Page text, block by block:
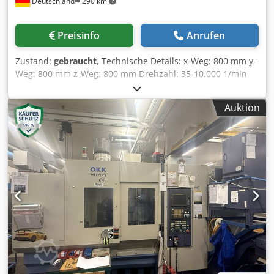
Preisinfo Anrufen
Zustand: gebraucht, Technische Details: x-Weg: 800 mm y-
Weg: 800 mm z-Weg: 800 mm Drehzahl: 35-10.000 1/min
Cedpfswix E Rox Abbsrf Spindel: 37 / 30 kW Drehmoment
an der Spindel: 525 / 206 Nm Werkzeugaufnahme: BT 50
Eilgang: 60 m/min Werkzeugwechseleinrichtung: 160 Pos.
Palettengröße: 500 X 500 mm Steuerung: MAZATROL 640M
Nexus c-Achse: 0,001° x 360.000 Werkstückgewicht: 1.000
kg Werkstückhöhe - max.: 1.000 mm Störkreis: 900 mm 2
Horizontalbearbeitungszentren (HCN 6000 + HCN 6000-II,
2008), verkettet mit 16-fach Palettenbahnhof MAZAK FMS 2
fach Palettenwechsler, Späneförderer, Kühlmittelanlage
mit IKZ, Zubehöre für beide Maschinen: 18 Paletten, ca.
300 Stck. Werkzeugaufnahmen, 4 Aufspannwürfel, div.
Spannvorrichtungen.... *
Auktion